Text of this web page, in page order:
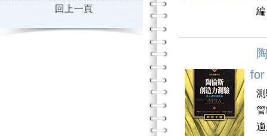
回上一頁
for